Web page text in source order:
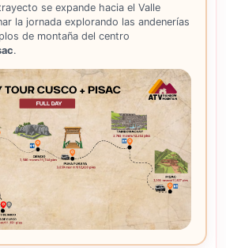
se expande hacia el Valle
la jornada explorando las andenerías
de montaña del centro
.